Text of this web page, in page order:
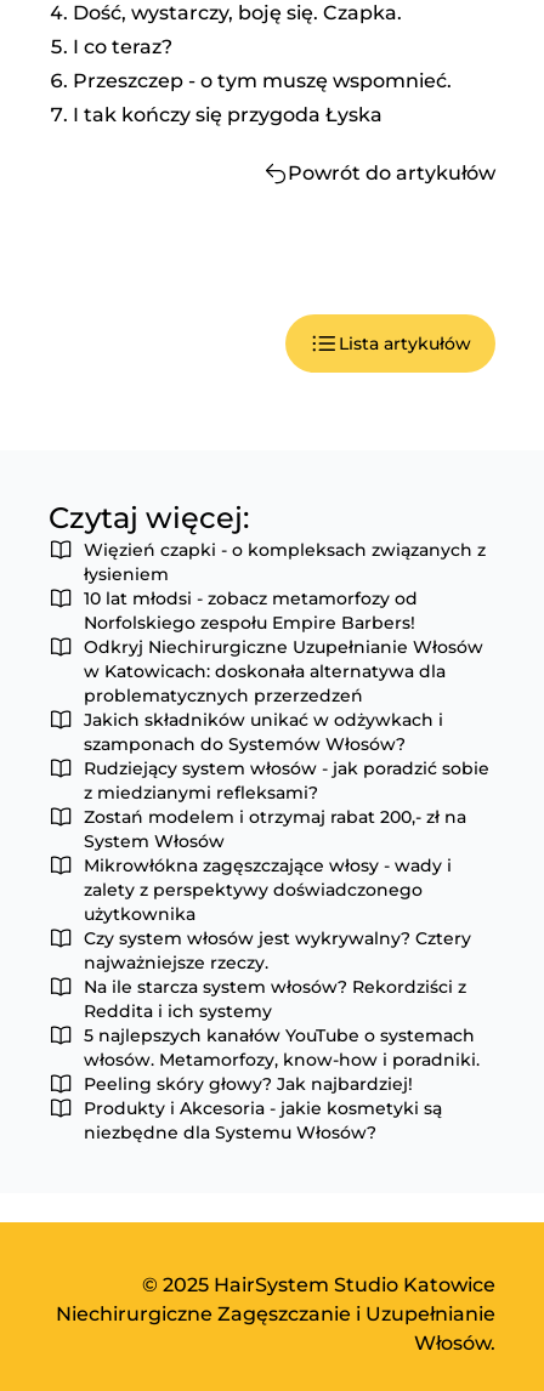
Dość, wystarczy, boję się. Czapka.
I co teraz?
Przeszczep - o tym muszę wspomnieć.
I tak kończy się przygoda Łyska
Powrót do artykułów
Lista artykułów
Czytaj więcej:
Więzień czapki - o kompleksach związanych z
łysieniem
10 lat młodsi - zobacz metamorfozy od
Norfolskiego zespołu Empire Barbers!
Odkryj Niechirurgiczne Uzupełnianie Włosów
w Katowicach: doskonała alternatywa dla
problematycznych przerzedzeń
Jakich składników unikać w odżywkach i
szamponach do Systemów Włosów?
Rudziejący system włosów - jak poradzić sobie
z miedzianymi refleksami?
Zostań modelem i otrzymaj rabat 200,- zł na
System Włosów
Mikrowłókna zagęszczające włosy - wady i
zalety z perspektywy doświadczonego
użytkownika
Czy system włosów jest wykrywalny? Cztery
najważniejsze rzeczy.
Na ile starcza system włosów? Rekordziści z
Reddita i ich systemy
5 najlepszych kanałów YouTube o systemach
włosów. Metamorfozy, know-how i poradniki.
Peeling skóry głowy? Jak najbardziej!
Produkty i Akcesoria - jakie kosmetyki są
niezbędne dla Systemu Włosów?
© 2025 HairSystem Studio Katowice
Niechirurgiczne Zagęszczanie i Uzupełnianie
Włosów.